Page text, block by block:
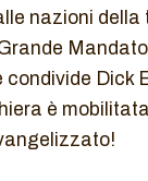
nazioni della
Dick
è